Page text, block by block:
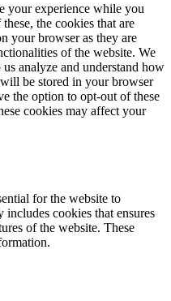
your experience while you
the cookies that are
your browser as they are
of the website. We
analyze and understand how
be stored in your browser
the option to opt-out of these
cookies may affect your
for the website to
cookies that ensures
of the website. These